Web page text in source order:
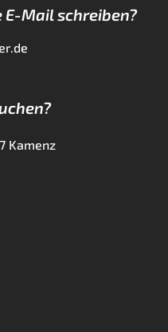
E-Mail schreiben?
Kamenz